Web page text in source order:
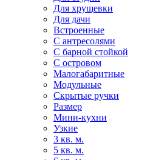
Для хрущевки
Для дачи
Встроенные
С антресолями
С барной стойкой
С островом
Малогабаритные
Модульные
Скрытые ручки
Размер
Мини-кухни
Узкие
3 кв. м.
5 кв. м.